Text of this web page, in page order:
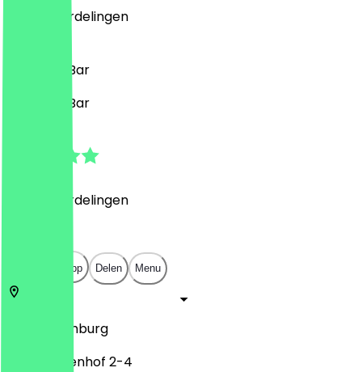
Beoordelingen
Drankjes, Bar
Drankjes, Bar
Beoordelingen
Open in app Delen Menu
Hamburg
Am Brunnenhof 2-4